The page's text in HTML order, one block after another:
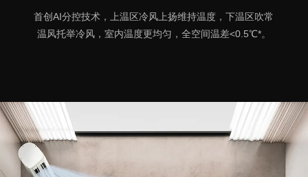
首创AI分控技术，上温区冷风上扬维持温度，下温区吹常
温风托举冷风，室内温度更均匀，全空间温差<0.5℃*。